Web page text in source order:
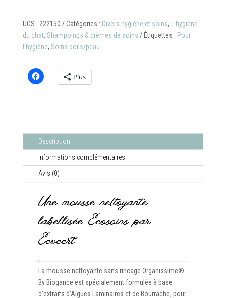
rinçage
Organissime®
UGS : 222150 Catégories : Divers hygiène et soins,
L'hygiène
du chat, Shampoings & crèmes de soins Étiquettes : Pour
l'hygiène, Soins poils/peau
Plus
Description
Informations complémentaires
Avis (0)
Une mousse nettoyante
labellisée Ecosoins par
Ecocert
La mousse nettoyante sans rincage Organissime®
By Biogance est spécialement formulée à base
d’extraits d’Algues Laminaires et de Bourrache, pour